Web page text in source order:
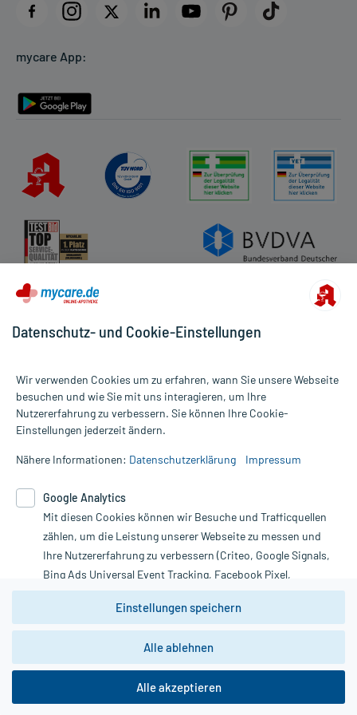
Datenschutz
Rückgabe/Widerruf
mycare App:
Alle Preise gelten inkl. MwSt., ggf. zzgl. Versandkosten
Informationen auf dieser Website werden ausschließlich für
die Untersuchung und Behandlung durch einen Arzt. Bitte
Therapien eingeleitet werden können. | Diese Webseite benutzt
Google Analytics. Lesen Sie bitte dazu die wichtigen Hinweise in
unserer Datenschutzerklärung. Für den Widerruf einer Bestellung
nutzen Sie das Formular:
Vertrag widerrufen
*Hinweise zu unseren Aktionen und Bewertungen
copyright @ 2026 Roland Helle e.K. - Versandapotheke - Alle Rechte vorbehalten
Datenschutz- und Cookie-Einstellungen
Wir verwenden Cookies um zu erfahren, wann Sie unsere Webseite
besuchen und wie Sie mit uns interagieren, um Ihre
Nutzererfahrung zu verbessern. Sie können Ihre Cookie-
Einstellungen jederzeit ändern.
Nähere Informationen: Datenschutzerklärung Impressum
Google Analytics
Mit diesen Cookies können wir Besuche und Trafficquellen
zählen, um die Leistung unserer Webseite zu messen und
Ihre Nutzererfahrung zu verbessern (Criteo, Google Signals,
Bing Ads Universal Event Tracking, Facebook Pixel,
Youtube-Social Plugin).
Wir weisen darauf hin, dass die
zwingend den Europäischen Anforderungen gem. EU-
DSGVO genügen und ein Datentransfer in Drittstaaten bzw.
Daten dort verarbeitet werden, kann nicht geprüft und
nachvollzogen werden.
Einstellungen speichern
Alle ablehnen
Alle akzeptieren